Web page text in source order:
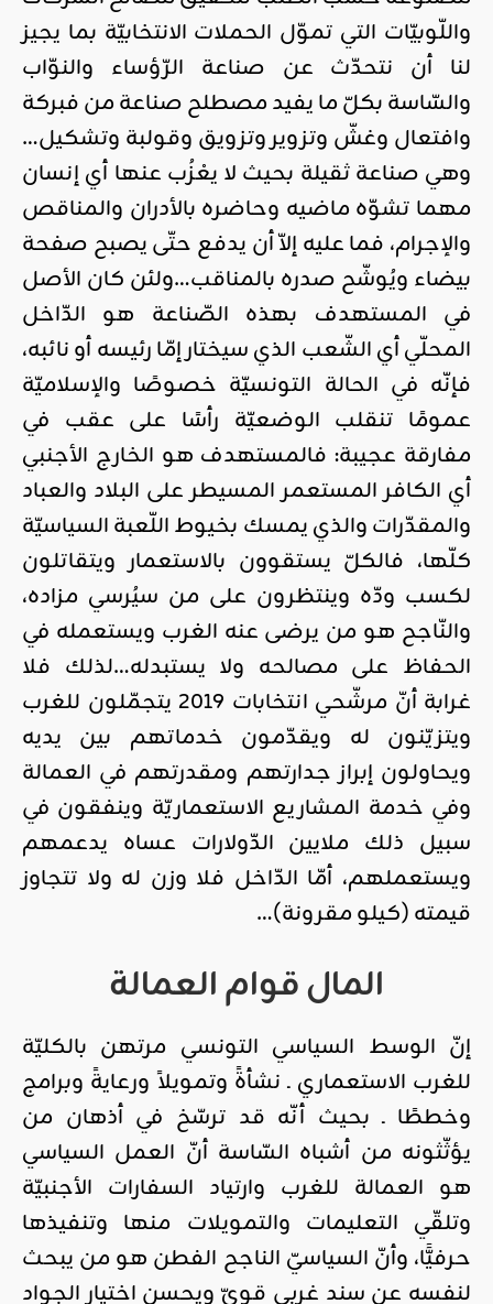
واللّوبيّات التي تموّل الحملات الانتخابيّة بما يجيز
لنا أن نتحدّث عن صناعة الرّؤساء والنوّاب
والسّاسة بكلّ ما يفيد مصطلح صناعة من فبركة
وافتعال وغشّ وتزوير وتزويق وقولبة وتشكيل…
وهي صناعة ثقيلة بحيث لا يعْزُب عنها أي إنسان
مهما تشوّه ماضيه وحاضره بالأدران والمناقص
والإجرام، فما عليه إلاّ أن يدفع حتّى يصبح صفحة
بيضاء ويُوشّح صدره بالمناقب…ولئن كان الأصل
في المستهدف بهذه الصّناعة هو الدّاخل
المحلّي أي الشّعب الذي سيختار إمّا رئيسه أو نائبه،
فإنّه في الحالة التونسيّة خصوصًا والإسلاميّة
عمومًا تنقلب الوضعيّة رأسًا على عقب في
مفارقة عجيبة: فالمستهدف هو الخارج الأجنبي
أي الكافر المستعمر المسيطر على البلاد والعباد
والمقدّرات والذي يمسك بخيوط اللّعبة السياسيّة
كلّها، فالكلّ يستقوون بالاستعمار ويتقاتلون
لكسب ودّه وينتظرون على من سيُرسي مزاده،
والنّاجح هو من يرضى عنه الغرب ويستعمله في
الحفاظ على مصالحه ولا يستبدله…لذلك فلا
غرابة أنّ مرشّحي انتخابات 2019 يتجمّلون للغرب
ويتزيّنون له ويقدّمون خدماتهم بين يديه
ويحاولون إبراز جدارتهم ومقدرتهم في العمالة
وفي خدمة المشاريع الاستعماريّة وينفقون في
سبيل ذلك ملايين الدّولارات عساه يدعمهم
ويستعملهم، أمّا الدّاخل فلا وزن له ولا تتجاوز
قيمته (كيلو مقرونة)…
المال قوام العمالة
إنّ الوسط السياسي التونسي مرتهن بالكليّة
للغرب الاستعماري ـ نشأةً وتمويلاً ورعايةً وبرامج
وخططًا ـ بحيث أنّه قد ترسّخ في أذهان من
يؤثّثونه من أشباه السّاسة أنّ العمل السياسي
هو العمالة للغرب وارتياد السفارات الأجنبيّة
وتلقّي التعليمات والتمويلات منها وتنفيذها
حرفيًّا، وأنّ السياسيّ الناجح الفطن هو من يبحث
لنفسه عن سند غربي قويّ ويحسن اختيار الجواد